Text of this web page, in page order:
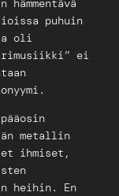
puhuin
oli
ei
metallin
ihmiset,
heihin. En